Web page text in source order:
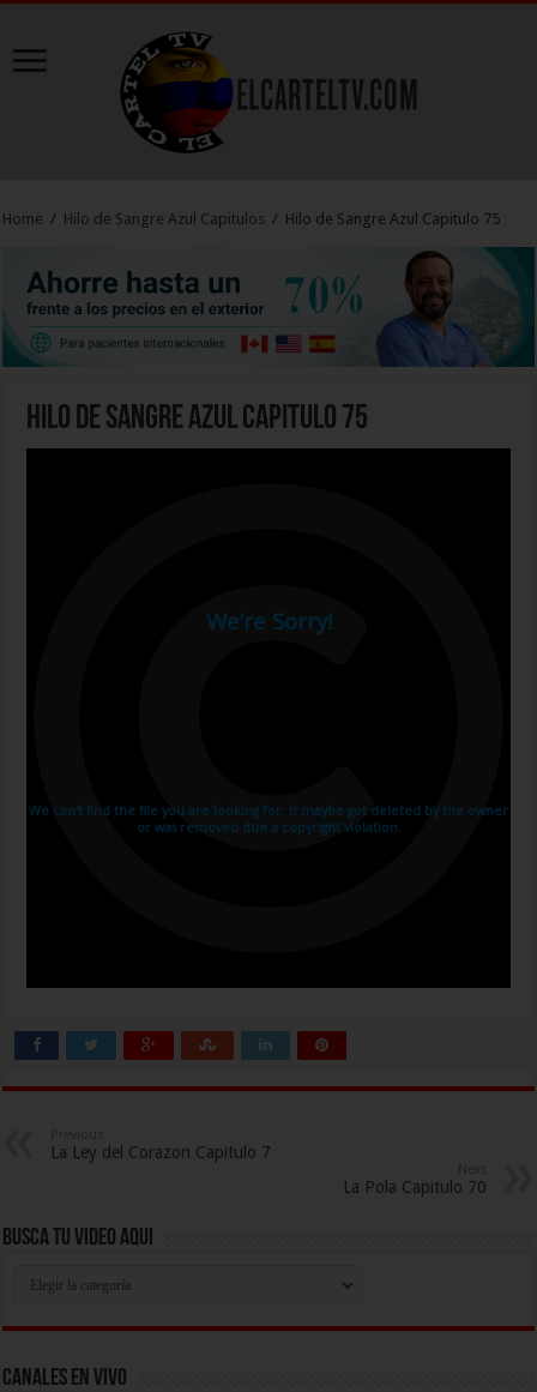
Home / Hilo de Sangre Azul Capitulos / Hilo de Sangre Azul Capitulo 75
Hilo de Sangre Azul Capitulo 75
La Ley del Corazon Capitulo 7
La Pola Capitulo 70
Busca Tu Video Aqui
Aqui
Canales En Vivo